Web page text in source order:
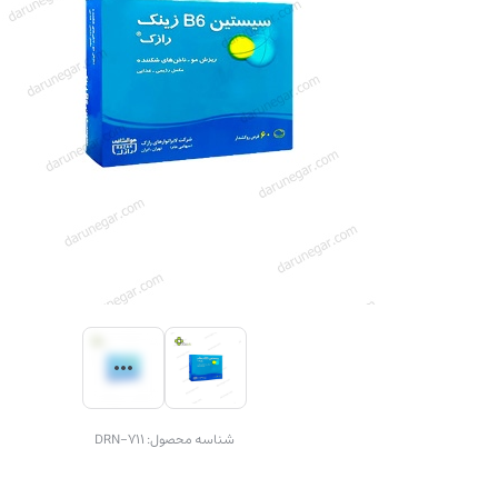
شناسه محصول:DRN-711